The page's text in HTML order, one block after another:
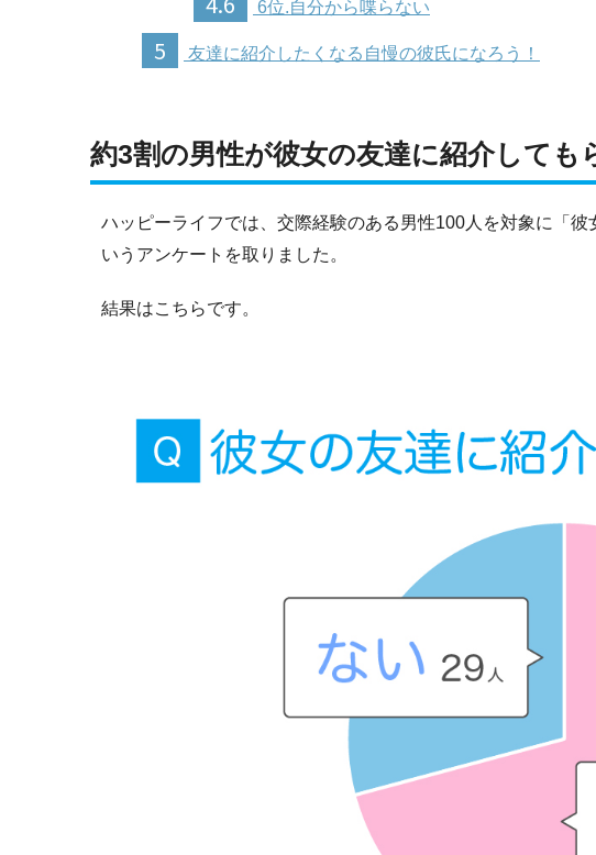
6位.自分から喋らない
5 友達に紹介したくなる自慢の彼氏になろう！
約3割の男性が彼女の友達に紹介しても
ハッピーライフでは、交際経験のある男性100人を対象に「
いうアンケートを取りました。
結果はこちらです。